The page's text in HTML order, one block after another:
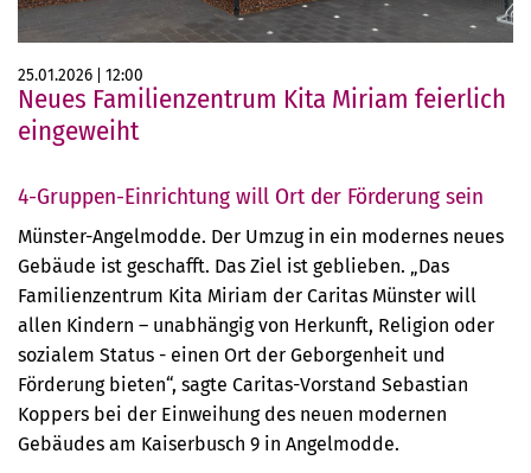
25.01.2026 12:00
Neues Familienzentrum Kita Miriam feierlich
eingeweiht
4-Gruppen-Einrichtung will Ort der Förderung sein
Münster-Angelmodde. Der Umzug in ein modernes neues
Gebäude ist geschafft. Das Ziel ist geblieben. „Das
Familienzentrum Kita Miriam der Caritas Münster will
allen Kindern – unabhängig von Herkunft, Religion oder
sozialem Status - einen Ort der Geborgenheit und
Förderung bieten“, sagte Caritas-Vorstand Sebastian
Koppers bei der Einweihung des neuen modernen
Gebäudes am Kaiserbusch 9 in Angelmodde.